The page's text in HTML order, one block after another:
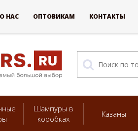
Шампуры в
коробках
Казаны
О НАС ОПТОВИКАМ КОНТАКТЫ